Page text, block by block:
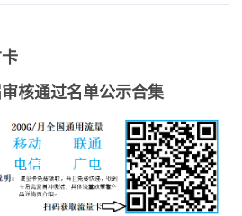
雄才卡资讯
雄安新闻
核通过名单公示合集